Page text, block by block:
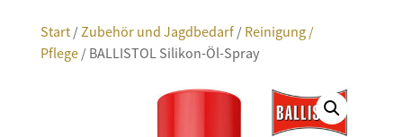
Start/Zubehör und Jagdbedarf/ Reinigung /
Pflege/ BALLISTOL Silikon-Öl-Spray